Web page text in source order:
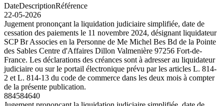
DateDescriptionRéférence
22-05-2026
Jugement prononçant la liquidation judiciaire simplifiée, date de
cessation des paiements le 11 novembre 2024, désignant liquidateur
SCP Br Associes en la Personne de Me Michel Bes Bd de la Pointe
des Sables Centre d'Affaires Dillon Valmenière 97256 Fort-de-
France. Les déclarations des créances sont à adresser au liquidateur
judiciaire ou sur le portail électronique prévu par les articles L. 814-
2 et L. 814-13 du code de commerce dans les deux mois à compter
de la présente publication.
884584640